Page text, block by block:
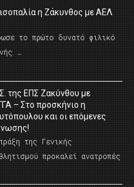
η Ζάκυνθος με ΑΕΛ
το πρώτο δυνατό φιλικό
…
της ΕΠΣ Ζακύνθου με
– Στο προσκήνιο η
και οι επόμενες
της Γενικής
προκαλεί ανατροπές